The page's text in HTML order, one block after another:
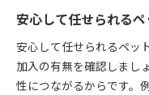
安心して任せられる
安心して任せられるペッ
加入の有無を確認しまし
性につながるからです。